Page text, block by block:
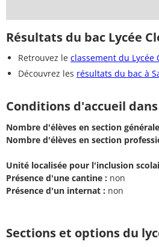
Résultats du bac Lycée
Retrouvez le classement du Lycée
Découvrez les résultats du bac à
Conditions d'accueil
Nombre d'élèves en section
Nombre d'élèves en section
Unité localisée pour l'inclusion
Présence d'une cantine : non
Présence d'un internat : non
Sections et options du